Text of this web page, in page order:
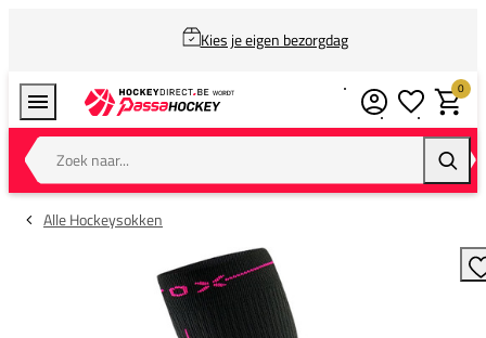
Kies je eigen bezorgdag
Zoek naar...
0
Alle Hockeysokken